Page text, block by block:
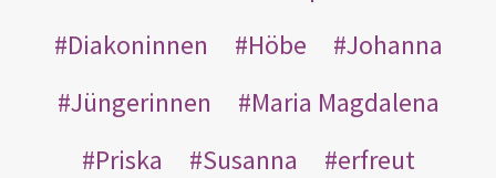
Diakoninnen
Höbe
Johanna
Jüngerinnen
Maria Magdalena
Priska
Susanna
erfreut